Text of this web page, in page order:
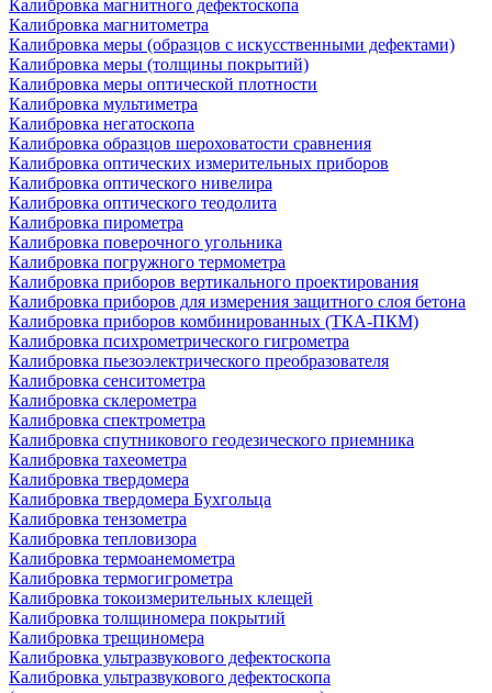
Калибровка магнитного дефектоскопа
Калибровка магнитометра
Калибровка меры (образцов с искусственными дефектами)
Калибровка меры (толщины покрытий)
Калибровка меры оптической плотности
Калибровка мультиметра
Калибровка негатоскопа
Калибровка образцов шероховатости сравнения
Калибровка оптических измерительных приборов
Калибровка оптического нивелира
Калибровка оптического теодолита
Калибровка пирометра
Калибровка поверочного угольника
Калибровка погружного термометра
Калибровка приборов вертикального проектирования
Калибровка приборов для измерения защитного слоя бетона
Калибровка приборов комбинированных (ТКА-ПКМ)
Калибровка психрометрического гигрометра
Калибровка пьезоэлектрического преобразователя
Калибровка сенситометра
Калибровка склерометра
Калибровка спектрометра
Калибровка спутникового геодезического приемника
Калибровка тахеометра
Калибровка твердомера
Калибровка твердомера Бухгольца
Калибровка тензометра
Калибровка тепловизора
Калибровка термоанемометра
Калибровка термогигрометра
Калибровка токоизмерительных клещей
Калибровка толщиномера покрытий
Калибровка трещиномера
Калибровка ультразвукового дефектоскопа
Калибровка ультразвукового дефектоскопа